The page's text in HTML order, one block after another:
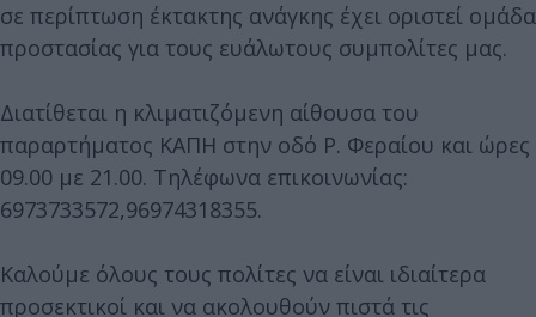
σε περίπτωση έκτακτης ανάγκης έχει οριστεί ομάδα
προστασίας για τους ευάλωτους συμπολίτες μας.
Διατίθεται η κλιματιζόμενη αίθουσα του
παραρτήματος ΚΑΠΗ στην οδό Ρ. Φεραίου και ώρες
09.00 με 21.00. Τηλέφωνα επικοινωνίας:
6973733572,96974318355.
Καλούμε όλους τους πολίτες να είναι ιδιαίτερα
προσεκτικοί και να ακολουθούν πιστά τις